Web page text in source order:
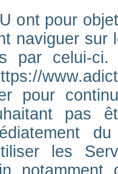
ont pour
naviguer
par celui-ci.
pour
pas
les